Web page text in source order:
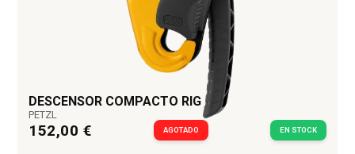
Mosquetones
Cuchillos y multiherramientas
Arboricultura, poda, trepa
Equipamiento de Rescate
Elementos de Amarre
DESCENSOR COMPACTO RIG
PETZL
152,00 € AGOTADO EN STOCK